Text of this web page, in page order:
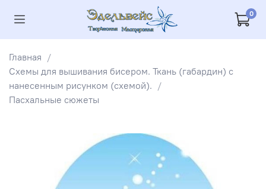
0
Главная
Схемы для вышивания бисером. Ткань (габардин) с
нанесенным рисунком (схемой).
Пасхальные сюжеты